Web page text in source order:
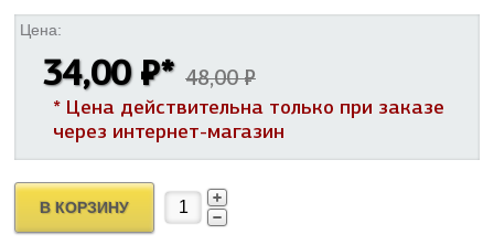
Цена:
34,00 ₽* 48,00 ₽
* Цена действительна только при заказе
через интернет-магазин
В КОРЗИНУ